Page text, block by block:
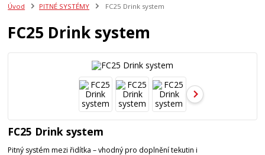
Úvod PITNÉ SYSTÉMY FC25 Drink system
FC25 Drink system
FC25 Drink system
Pitný systém mezi řidítka – vhodný pro doplnění tekutin i